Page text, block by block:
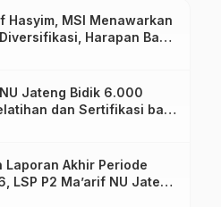
Hasyim, MSI Menawarkan
Harapan Baru
pendidikan
NU Jateng Bidik 6.000
dan Sertifikasi bagi
Laporan Akhir Periode
LSP P2 Ma’arif NU Jateng
Sinergi Link and Match